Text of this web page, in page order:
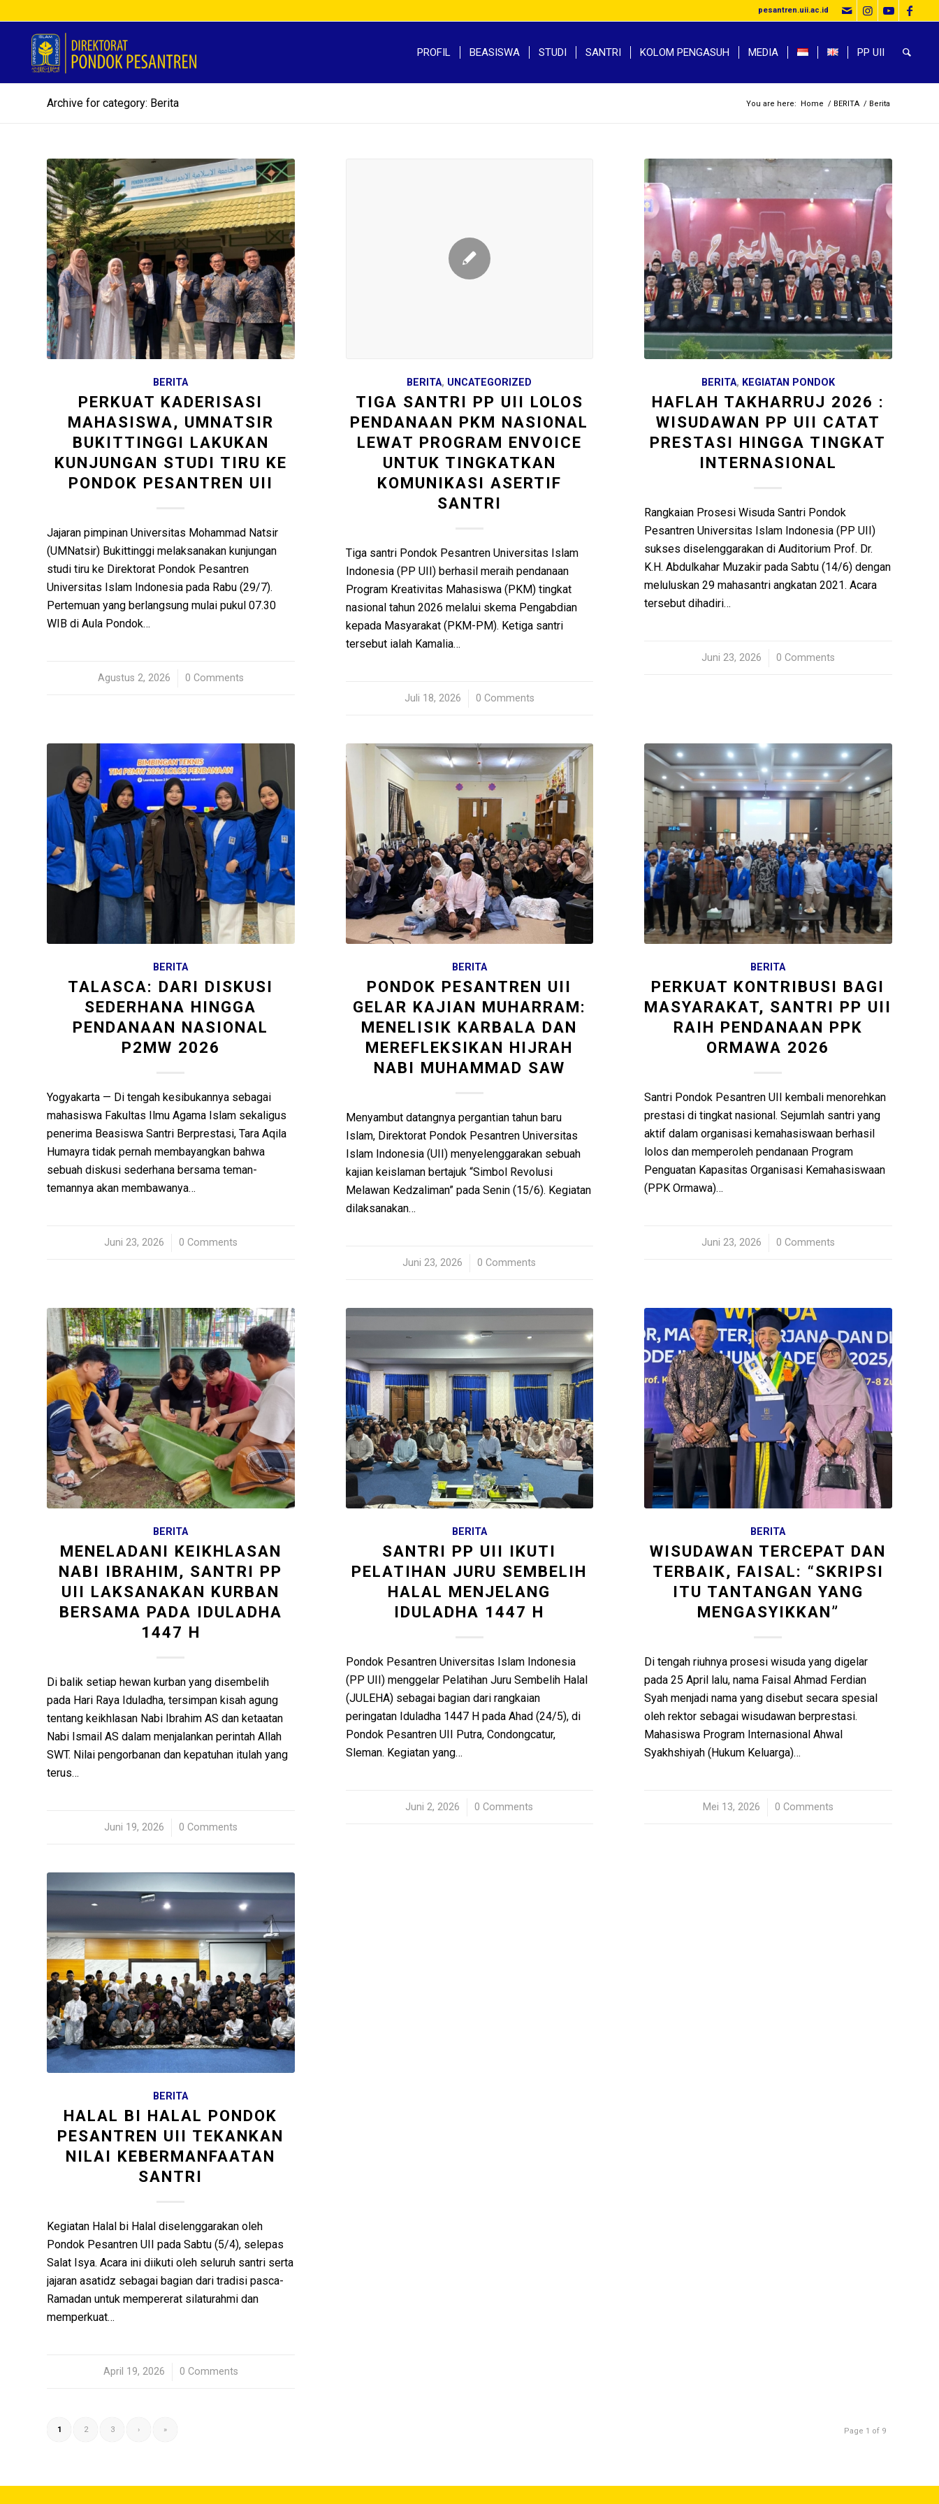
pesantren.uii.ac.id
PROFIL BEASISWA STUDI SANTRI KOLOM PENGASUH MEDIA PP UII
Archive for category: Berita You are here: Home / BERITA / Berita
BERITA
PERKUAT KADERISASI
MAHASISWA, UMNATSIR
BUKITTINGGI LAKUKAN
KUNJUNGAN STUDI TIRU KE
PONDOK PESANTREN UII
Jajaran pimpinan Universitas Mohammad Natsir
(UMNatsir) Bukittinggi melaksanakan kunjungan
studi tiru ke Direktorat Pondok Pesantren
Universitas Islam Indonesia pada Rabu (29/7).
Pertemuan yang berlangsung mulai pukul 07.30
WIB di Aula Pondok…
Agustus 2, 2026
/ 0 Comments
BERITA, UNCATEGORIZED
TIGA SANTRI PP UII LOLOS
PENDANAAN PKM NASIONAL
LEWAT PROGRAM ENVOICE
UNTUK TINGKATKAN
KOMUNIKASI ASERTIF
SANTRI
Tiga santri Pondok Pesantren Universitas Islam
Indonesia (PP UII) berhasil meraih pendanaan
Program Kreativitas Mahasiswa (PKM) tingkat
nasional tahun 2026 melalui skema Pengabdian
kepada Masyarakat (PKM-PM). Ketiga santri
tersebut ialah Kamalia…
Juli 18, 2026
/ 0 Comments
BERITA, KEGIATAN PONDOK
HAFLAH TAKHARRUJ 2026 :
WISUDAWAN PP UII CATAT
PRESTASI HINGGA TINGKAT
INTERNASIONAL
Rangkaian Prosesi Wisuda Santri Pondok
Pesantren Universitas Islam Indonesia (PP UII)
sukses diselenggarakan di Auditorium Prof. Dr.
K.H. Abdulkahar Muzakir pada Sabtu (14/6) dengan
meluluskan 29 mahasantri angkatan 2021. Acara
tersebut dihadiri…
Juni 23, 2026
/ 0 Comments
BERITA
TALASCA: DARI DISKUSI
SEDERHANA HINGGA
PENDANAAN NASIONAL
P2MW 2026
Yogyakarta — Di tengah kesibukannya sebagai
mahasiswa Fakultas Ilmu Agama Islam sekaligus
penerima Beasiswa Santri Berprestasi, Tara Aqila
Humayra tidak pernah membayangkan bahwa
sebuah diskusi sederhana bersama teman-
temannya akan membawanya…
Juni 23, 2026
/ 0 Comments
BERITA
PONDOK PESANTREN UII
GELAR KAJIAN MUHARRAM:
MENELISIK KARBALA DAN
MEREFLEKSIKAN HIJRAH
NABI MUHAMMAD SAW
Menyambut datangnya pergantian tahun baru
Islam, Direktorat Pondok Pesantren Universitas
Islam Indonesia (UII) menyelenggarakan sebuah
kajian keislaman bertajuk “Simbol Revolusi
Melawan Kedzaliman” pada Senin (15/6). Kegiatan
dilaksanakan…
Juni 23, 2026
/ 0 Comments
BERITA
PERKUAT KONTRIBUSI BAGI
MASYARAKAT, SANTRI PP UII
RAIH PENDANAAN PPK
ORMAWA 2026
Santri Pondok Pesantren UII kembali menorehkan
prestasi di tingkat nasional. Sejumlah santri yang
aktif dalam organisasi kemahasiswaan berhasil
lolos dan memperoleh pendanaan Program
Penguatan Kapasitas Organisasi Kemahasiswaan
(PPK Ormawa)…
Juni 23, 2026
/ 0 Comments
BERITA
MENELADANI KEIKHLASAN
NABI IBRAHIM, SANTRI PP
UII LAKSANAKAN KURBAN
BERSAMA PADA IDULADHA
1447 H
Di balik setiap hewan kurban yang disembelih
pada Hari Raya Iduladha, tersimpan kisah agung
tentang keikhlasan Nabi Ibrahim AS dan ketaatan
Nabi Ismail AS dalam menjalankan perintah Allah
SWT. Nilai pengorbanan dan kepatuhan itulah yang
terus…
Juni 19, 2026
/ 0 Comments
BERITA
SANTRI PP UII IKUTI
PELATIHAN JURU SEMBELIH
HALAL MENJELANG
IDULADHA 1447 H
Pondok Pesantren Universitas Islam Indonesia
(PP UII) menggelar Pelatihan Juru Sembelih Halal
(JULEHA) sebagai bagian dari rangkaian
peringatan Iduladha 1447 H pada Ahad (24/5), di
Pondok Pesantren UII Putra, Condongcatur,
Sleman. Kegiatan yang…
Juni 2, 2026
/ 0 Comments
BERITA
WISUDAWAN TERCEPAT DAN
TERBAIK, FAISAL: “SKRIPSI
ITU TANTANGAN YANG
MENGASYIKKAN”
Di tengah riuhnya prosesi wisuda yang digelar
pada 25 April lalu, nama Faisal Ahmad Ferdian
Syah menjadi nama yang disebut secara spesial
oleh rektor sebagai wisudawan berprestasi.
Mahasiswa Program Internasional Ahwal
Syakhshiyah (Hukum Keluarga)…
Mei 13, 2026
/ 0 Comments
BERITA
HALAL BI HALAL PONDOK
PESANTREN UII TEKANKAN
NILAI KEBERMANFAATAN
SANTRI
Kegiatan Halal bi Halal diselenggarakan oleh
Pondok Pesantren UII pada Sabtu (5/4), selepas
Salat Isya. Acara ini diikuti oleh seluruh santri serta
jajaran asatidz sebagai bagian dari tradisi pasca-
Ramadan untuk mempererat silaturahmi dan
memperkuat…
April 19, 2026
/ 0 Comments
Page 1 of 9
1 2 3 › »